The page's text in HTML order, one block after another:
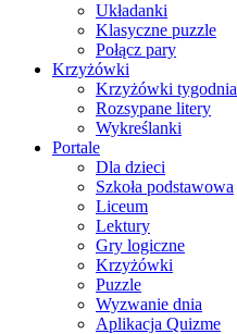
Układanki
Klasyczne puzzle
Połącz pary
Krzyżówki
Krzyżówki tygodnia
Rozsypane litery
Wykreślanki
Portale
Dla dzieci
Szkoła podstawowa
Liceum
Lektury
Gry logiczne
Krzyżówki
Puzzle
Wyzwanie dnia
Aplikacja Quizme